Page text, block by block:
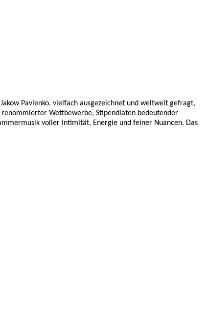
Pavlenko, vielfach ausgezeichnet und weltweit gefragt,
renommierter Wettbewerbe, Stipendiaten bedeutender
voller Intimität, Energie und feiner Nuancen. Das